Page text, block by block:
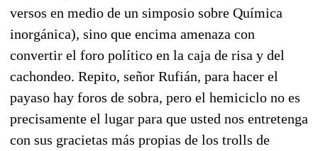
versos en medio de un simposio sobre Química
inorgánica), sino que encima amenaza con
convertir el foro político en la caja de risa y del
cachondeo. Repito, señor Rufián, para hacer el
payaso hay foros de sobra, pero el hemiciclo no es
precisamente el lugar para que usted nos entretenga
con sus gracietas más propias de los trolls de